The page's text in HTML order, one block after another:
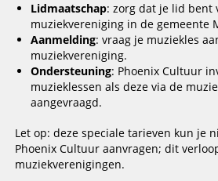
Lidmaatschap: zorg dat je lid bent
muziekvereniging in de gemeente
Aanmelding: vraag je muziekles
muziekvereniging.
Ondersteuning: Phoenix Cultuur
muzieklessen als deze via de
aangevraagd.
Let op: deze speciale tarieven kun je
Phoenix Cultuur aanvragen; dit
muziekverenigingen.